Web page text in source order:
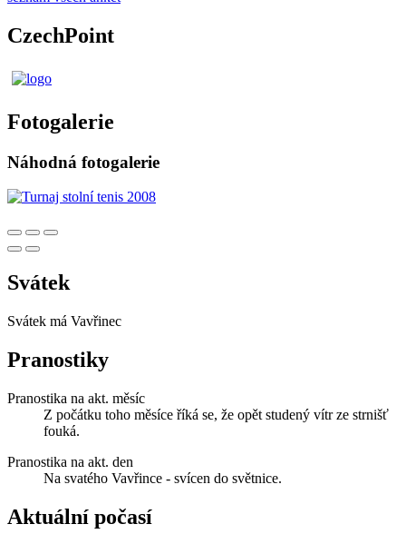
CzechPoint
Fotogalerie
Náhodná fotogalerie
Svátek
Svátek má Vavřinec
Pranostiky
Pranostika na akt. měsíc
Z počátku toho měsíce říká se, že opět studený vítr ze strnišť
fouká.
Pranostika na akt. den
Na svatého Vavřince - svícen do světnice.
Aktuální počasí